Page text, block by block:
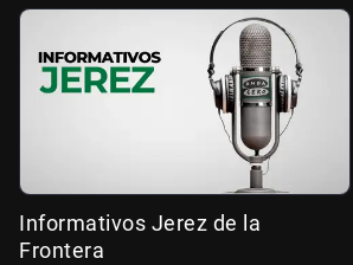
Informativos Jerez de la
Frontera